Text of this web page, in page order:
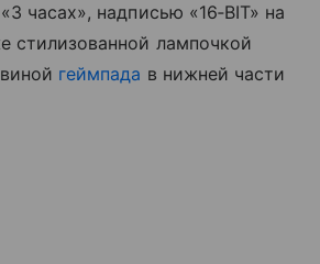
часах», надписью «16‑BIT» на
стилизованной лампочкой
геймпада в нижней части